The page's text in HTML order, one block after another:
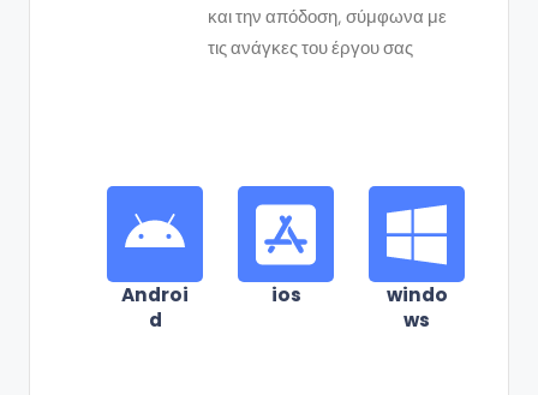
και την απόδοση, σύμφωνα με
τις ανάγκες του έργου σας
Androi
d
ios
windo
ws